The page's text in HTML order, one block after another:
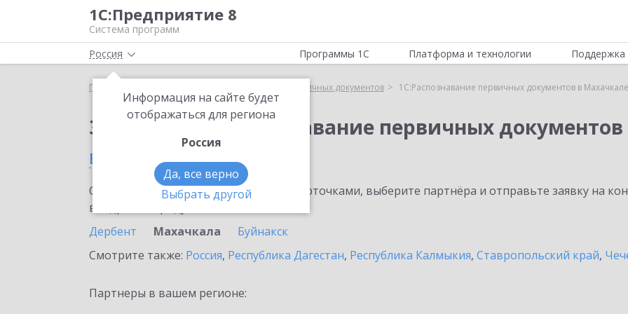
1С:Предприятие 8
Система программ
Россия
Информация на сайте будет
отображаться для региона
Россия
Да, все верно
Выбрать другой
Программы 1С Платформа и технологии Поддержка
Главная 1С:Распознавание первичных документов 1С:Распознавание первичных документов в Махачкале
Заказать 1С:Распознавание первичных документов
в Махачкале
Ознакомьтесь с информационными карточками, выберите партнёра и отправьте заявку на
внедрение продукта.
Дербент
Махачкала
Буйнакск
Смотрите также: Россия, Республика Дагестан, Республика Калмыкия, Ставропольский край,
Партнеры в вашем регионе: